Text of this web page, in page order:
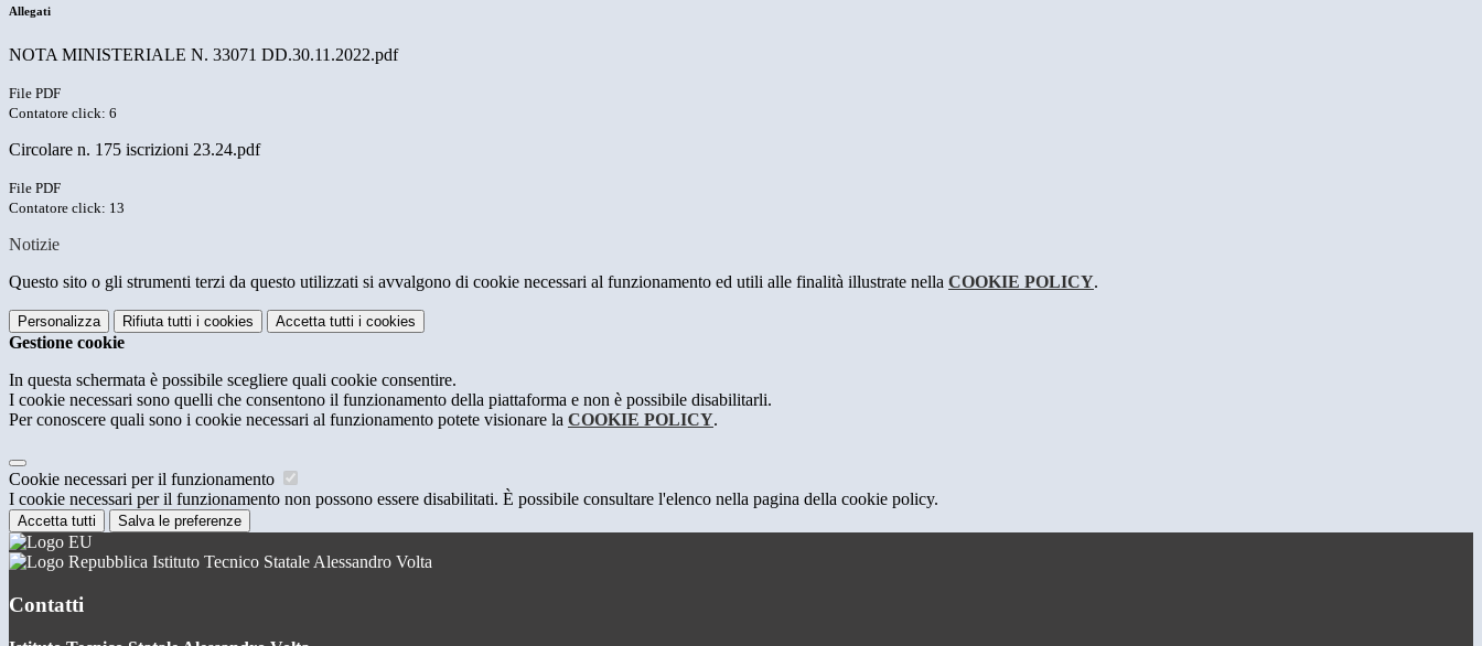
Allegati
NOTA MINISTERIALE N. 33071 DD.30.11.2022.pdf
File PDF
Contatore click: 6
Circolare n. 175 iscrizioni 23.24.pdf
File PDF
Contatore click: 13
Notizie
Questo sito o gli strumenti terzi da questo utilizzati si avvalgono di cookie necessari al funzionamento ed utili alle finalità illustrate nella COOKIE POLICY.
Personalizza Rifiuta tutti i cookies Accetta tutti i cookies
Gestione cookie
In questa schermata è possibile scegliere quali cookie consentire.
I cookie necessari sono quelli che consentono il funzionamento della piattaforma e non è possibile disabilitarli.
Per conoscere quali sono i cookie necessari al funzionamento potete visionare la COOKIE POLICY.
Cookie necessari per il funzionamento
I cookie necessari per il funzionamento non possono essere disabilitati. È possibile consultare l'elenco nella pagina della cookie policy.
Accetta tutti Salva le preferenze
Istituto Tecnico Statale Alessandro Volta
Contatti